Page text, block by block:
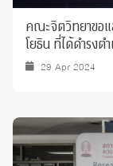
คณะจิตวิทยาขอ
โยธิน ที่ได้ดำรงต
29 Apr 2024